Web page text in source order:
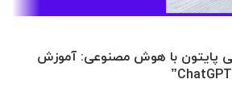
پایتون با هوش مصنوعی: آموزش